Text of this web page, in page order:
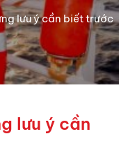
lưu ý cần biết trước
lưu ý cần